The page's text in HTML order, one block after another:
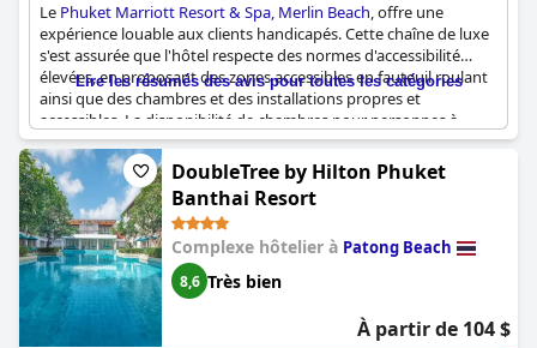
Le Phuket Marriott Resort & Spa, Merlin Beach, offre une
expérience louable aux clients handicapés. Cette chaîne de luxe
s'est assurée que l'hôtel respecte des normes d'accessibilité
élevées, en proposant des zones accessibles en fauteuil roulant
ainsi que des chambres et des installations propres et
accessibles. La disponibilité de chambres pour personnes à
mobilité réduite répond à divers besoins, témoignant d'une
approche réfléchie en matière d'inclusion. Les clients apprécient
le bon service de navette et les transports accessibles, ce qui
rend le complexe non seulement accueillant, mais aussi pratique
pour tous les visiteurs. La plage privée ajoute à l'attrait du
complexe, avec un accès à la baignade pour tous. Bien que des
problèmes d'ascenseur aient été occasionnellement signalés, le
sentiment général indique une bonne accessibilité dans
l'ensemble de la propriété, garantissant un séjour confortable et
agréable aux clients handicapés.
Lire les résumés des avis pour toutes les catégories
DoubleTree by Hilton Phuket
Banthai Resort
Complexe hôtelier à Patong Beach
8,6 Très bien
À partir de 104 $